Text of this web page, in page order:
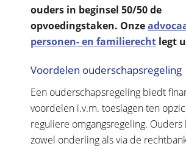
ouders in beginsel 50/50 de
opvoedingstaken. Onze
personen- en familierecht legt
Voordelen ouderschapsregeling
Een ouderschapsregeling biedt
voordelen i.v.m. toeslagen ten
reguliere omgangsregeling. Ouders
zowel onderling als via de